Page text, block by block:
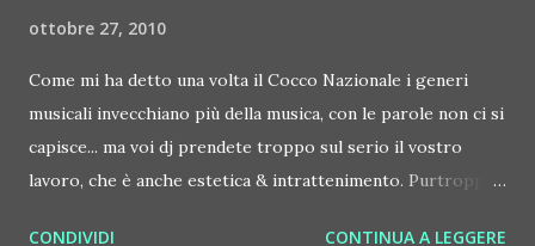
ottobre 27, 2010
Come mi ha detto una volta il Cocco Nazionale i generi
musicali invecchiano più della musica, con le parole non ci si
capisce... ma voi dj prendete troppo sul serio il vostro
lavoro, che è anche estetica & intrattenimento. Purtroppo
CONDIVIDI CONTINUA A LEGGERE